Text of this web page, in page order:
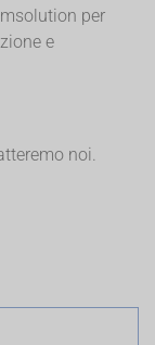
per
e
noi.